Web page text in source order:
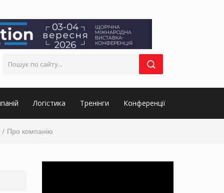
Логістика Тренінги Конференції
Про компанію